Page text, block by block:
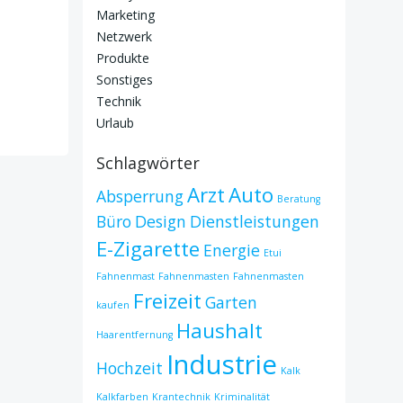
Marketing
Netzwerk
Produkte
Sonstiges
Technik
Urlaub
Schlagwörter
AbsperrungArztAuto Beratung
Büro Design Dienstleistungen
E-Zigarette Energie Etui
Fahnenmast Fahnenmasten Fahnenmasten
kaufen Freizeit Garten
Haarentfernung Haushalt
Hochzeit Industrie Kalk
Kalkfarben Krantechnik Kriminalität